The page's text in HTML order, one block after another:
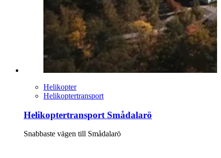
Helikopter
Helikoptertransport
Helikoptertransport Smådalarö
Snabbaste vägen till Smådalarö